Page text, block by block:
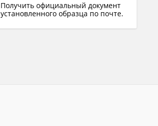
Получить официальный документ
установленного образца по почте.